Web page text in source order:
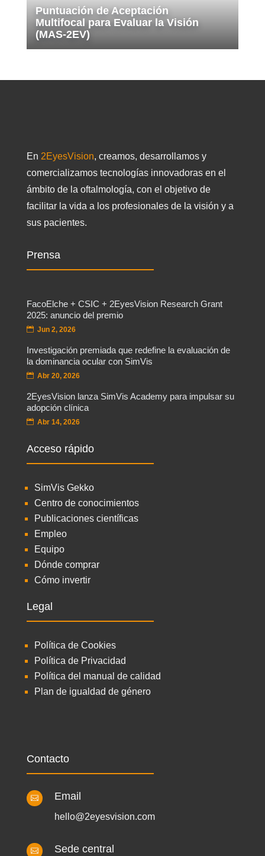
Puntuación de Aceptación
Multifocal para Evaluar la Visión
(MAS-2EV)
En 2EyesVision, creamos, desarrollamos y
comercializamos tecnologías innovadoras en el
ámbito de la oftalmología, con el objetivo de
facilitar la vida a los profesionales de la visión y a
sus pacientes.
Prensa
FacoElche + CSIC + 2EyesVision Research Grant
2025: anuncio del premio
Jun 2, 2026
Investigación premiada que redefine la evaluación de
la dominancia ocular con SimVis
Abr 20, 2026
2EyesVision lanza SimVis Academy para impulsar su
adopción clínica
Abr 14, 2026
Acceso rápido
SimVis Gekko
Centro de conocimientos
Publicaciones científicas
Empleo
Equipo
Dónde comprar
Cómo invertir
Legal
Política de Cookies
Política de Privacidad
Política del manual de calidad
Plan de igualdad de género
Contacto
 Email
hello@2eyesvision.com
 Sede central